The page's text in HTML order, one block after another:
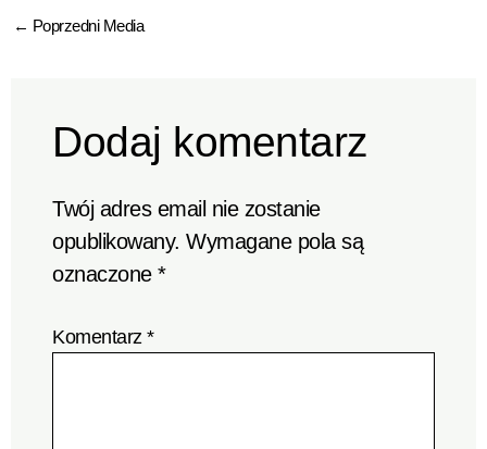
← Poprzedni Media
Dodaj komentarz
Twój adres email nie zostanie
opublikowany. Wymagane pola są
oznaczone*
Komentarz*